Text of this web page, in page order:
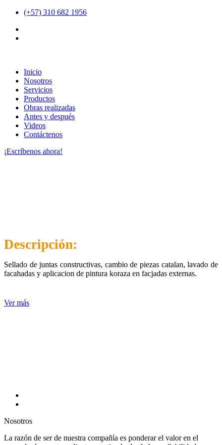
(+57) 310 682 1956
Inicio
Nosotros
Servicios
Productos
Obras realizadas
Antes y después
Videos
Contáctenos
¡Escríbenos ahora!
Descripción:
Sellado de juntas constructivas, cambio de piezas catalan, lavado de
facahadas y aplicacion de pintura koraza en facjadas externas.
Ver más
Nosotros
La razón de ser de nuestra compañía es ponderar el valor en el